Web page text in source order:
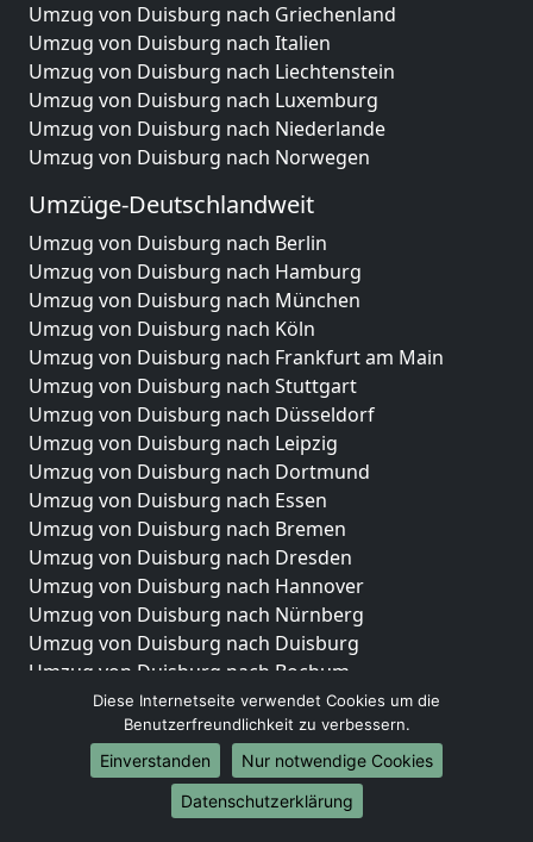
Umzug von Duisburg nach Griechenland
Umzug von Duisburg nach Italien
Umzug von Duisburg nach Liechtenstein
Umzug von Duisburg nach Luxemburg
Umzug von Duisburg nach Niederlande
Umzug von Duisburg nach Norwegen
Umzüge-Deutschlandweit
Umzug von Duisburg nach Berlin
Umzug von Duisburg nach Hamburg
Umzug von Duisburg nach München
Umzug von Duisburg nach Köln
Umzug von Duisburg nach Frankfurt am Main
Umzug von Duisburg nach Stuttgart
Umzug von Duisburg nach Düsseldorf
Umzug von Duisburg nach Leipzig
Umzug von Duisburg nach Dortmund
Umzug von Duisburg nach Essen
Umzug von Duisburg nach Bremen
Umzug von Duisburg nach Dresden
Umzug von Duisburg nach Hannover
Umzug von Duisburg nach Nürnberg
Umzug von Duisburg nach Duisburg
Umzug von Duisburg nach Bochum
Umzug von Duisburg nach Wuppertal
Umzug von Duisburg nach Bielefeld
Umzug von Duisburg nach Bonn
Umzug von Duisburg nach Münster
Diese Internetseite verwendet Cookies um die
Benutzerfreundlichkeit zu verbessern.
Einverstanden
Nur notwendige Cookies
Datenschutzerklärung